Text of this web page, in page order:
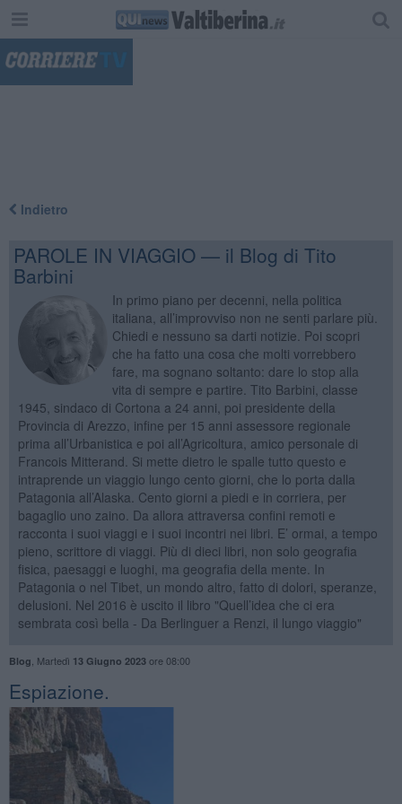
Indietro
PAROLE IN VIAGGIO — il Blog di Tito
Barbini
In primo piano per decenni, nella politica
italiana, all’improvviso non ne senti parlare più.
Chiedi e nessuno sa darti notizie. Poi scopri
che ha fatto una cosa che molti vorrebbero
fare, ma sognano soltanto: dare lo stop alla
vita di sempre e partire. Tito Barbini, classe
1945, sindaco di Cortona a 24 anni, poi presidente della
Provincia di Arezzo, infine per 15 anni assessore regionale
prima all’Urbanistica e poi all’Agricoltura, amico personale di
Francois Mitterand. Si mette dietro le spalle tutto questo e
intraprende un viaggio lungo cento giorni, che lo porta dalla
Patagonia all’Alaska. Cento giorni a piedi e in corriera, per
bagaglio uno zaino. Da allora attraversa confini remoti e
racconta i suoi viaggi e i suoi incontri nei libri. E’ ormai, a tempo
pieno, scrittore di viaggi. Più di dieci libri, non solo geografia
fisica, paesaggi e luoghi, ma geografia della mente. In
Patagonia o nel Tibet, un mondo altro, fatto di dolori, speranze,
delusioni. Nel 2016 è uscito il libro "Quell’idea che ci era
sembrata così bella - Da Berlinguer a Renzi, il lungo viaggio"
Blog Martedì 13 Giugno 2023ore 08:00
Espiazione.